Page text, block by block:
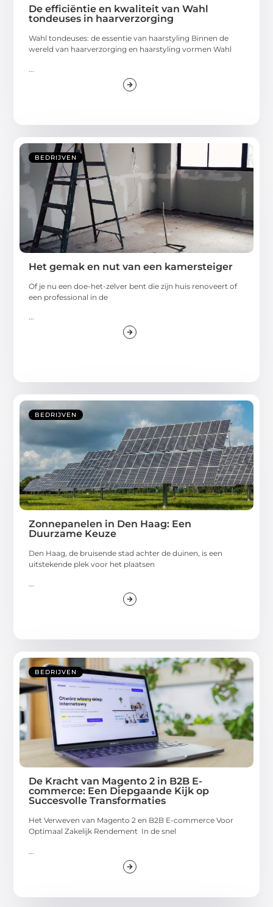
De efficiëntie en kwaliteit van Wahl
tondeuses in haarverzorging
Wahl tondeuses: de essentie van haarstyling Binnen de
wereld van haarverzorging en haarstyling vormen Wahl
BEDRIJVEN
Het gemak en nut van een kamersteiger
Of je nu een doe-het-zelver bent die zijn huis renoveert of
een professional in de
BEDRIJVEN
Zonnepanelen in Den Haag: Een
Duurzame Keuze
Den Haag, de bruisende stad achter de duinen, is een
uitstekende plek voor het plaatsen
...
BEDRIJVEN
De Kracht van Magento 2 in B2B E-
commerce: Een Diepgaande Kijk op
Succesvolle Transformaties
Het Verweven van Magento 2 en B2B E-commerce Voor
Optimaal Zakelijk Rendement In de snel